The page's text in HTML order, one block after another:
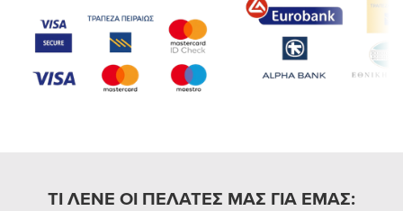
ΤΙ ΛΕΝΕ ΟΙ ΠΕΛΑΤΕΣ ΜΑΣ ΓΙΑ ΕΜΑΣ: